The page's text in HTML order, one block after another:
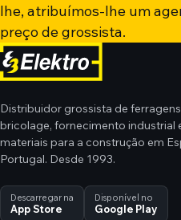
lhe, atribuímos-lhe um
preço de grossista.
Distribuidor grossista de
bricolage, fornecimento industrial
materiais para a construção em
Portugal. Desde 1993.
Descarregar na
App Store
Disponível no
Google Play